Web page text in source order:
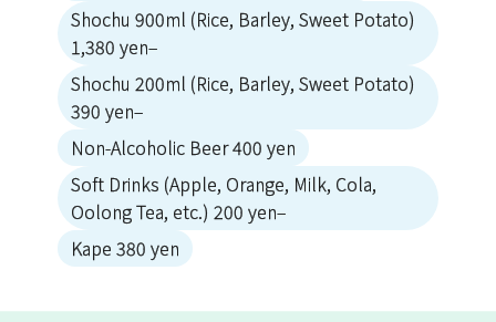
Shochu 900ml (Rice, Barley, Sweet Potato)
1,380 yen–
Shochu 200ml (Rice, Barley, Sweet Potato)
390 yen–
Non-Alcoholic Beer 400 yen
Soft Drinks (Apple, Orange, Milk, Cola,
Oolong Tea, etc.) 200 yen–
Kape 380 yen